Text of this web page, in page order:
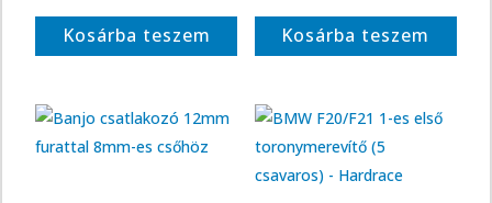
Kosárba teszem Kosárba teszem